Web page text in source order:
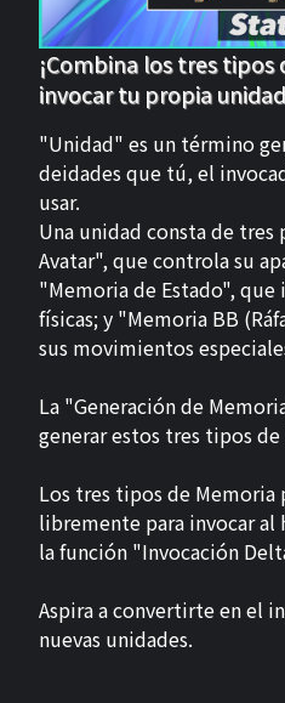
¡Combina los tres
invocar tu propia
"Unidad" es un término
deidades que tú, el
usar.
Una unidad consta de
Avatar", que controla su
"Memoria de Estado", que
físicas; y "Memoria BB
sus movimientos
La "Generación de
generar estos tres tipos
Los tres tipos de Memoria
libremente para invocar al
la función "Invocación
Aspira a convertirte en el
nuevas unidades.